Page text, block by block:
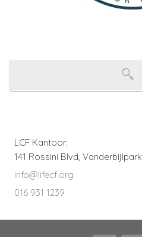
LCF Kantoor:
141 Rossini Blvd, Vanderbijlpark
info@lifecf.org
016 931 1239